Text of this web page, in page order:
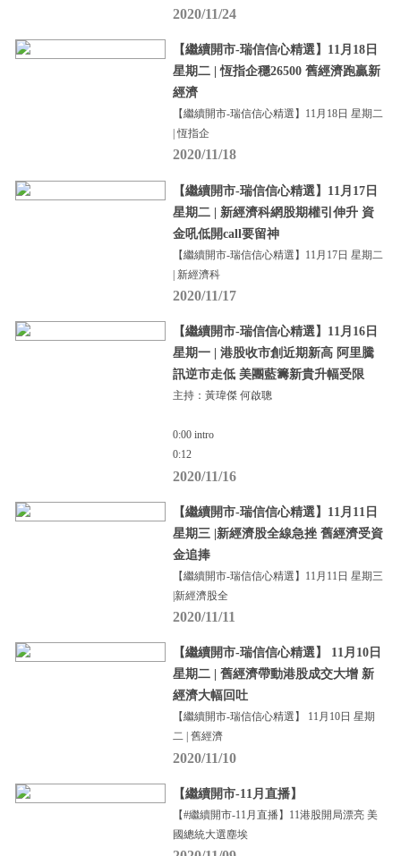
2020/11/24
【繼續開市-瑞信信心精選】11月18日
星期二 | 恆指企穩26500 舊經濟跑贏新
經濟
【繼續開市-瑞信信心精選】11月18日 星期二
| 恆指企
2020/11/18
【繼續開市-瑞信信心精選】11月17日
星期二 | 新經濟科網股期權引伸升 資
金吼低開call要留神
【繼續開市-瑞信信心精選】11月17日 星期二
| 新經濟科
2020/11/17
【繼續開市-瑞信信心精選】11月16日
星期一 | 港股收市創近期新高 阿里騰
訊逆市走低 美團藍籌新貴升幅受限
主持：黃瑋傑 何啟聰
0:00 intro
0:12
2020/11/16
【繼續開市-瑞信信心精選】11月11日
星期三 |新經濟股全線急挫 舊經濟受資
金追捧
【繼續開市-瑞信信心精選】11月11日 星期三
|新經濟股全
2020/11/11
【繼續開市-瑞信信心精選】 11月10日
星期二 | 舊經濟帶動港股成交大增 新
經濟大幅回吐
【繼續開市-瑞信信心精選】 11月10日 星期
二 | 舊經濟
2020/11/10
【繼續開市-11月直播】
【#繼續開市-11月直播】11港股開局漂亮 美
國總統大選塵埃